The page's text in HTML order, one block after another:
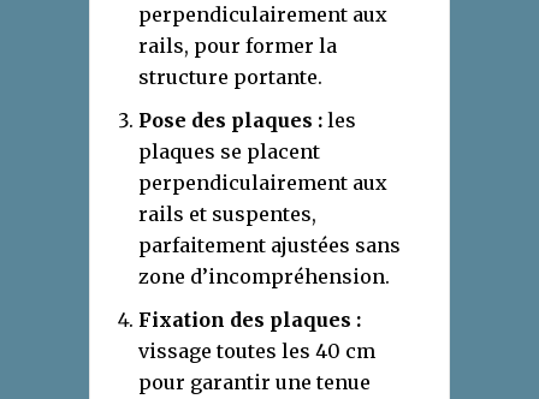
perpendiculairement aux
rails, pour former la
structure portante.
Pose des plaques : les
plaques se placent
perpendiculairement aux
rails et suspentes,
parfaitement ajustées sans
zone d’incompréhension.
Fixation des plaques :
vissage toutes les 40 cm
pour garantir une tenue